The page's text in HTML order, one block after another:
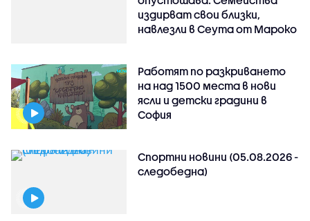
издирват свои близки,
навлезли в Сеута от Мароко
Работят по разкриването
на над 1500 места в нови
ясли и детски градини в
София
Спортни новини (05.08.2026 -
следобедна)